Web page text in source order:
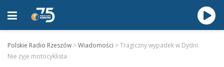
Polskie Radio Rzeszów >Wiadomości >Tragiczny wypadek w Dydni.
Nie żyje motocyklista